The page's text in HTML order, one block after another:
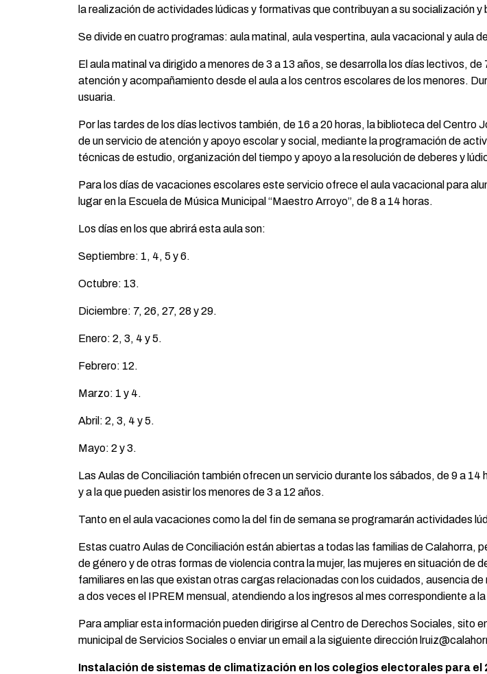
la realización de actividades lúdicas y formativas que contribuyan a su socialización y
Se divide en cuatro programas: aula matinal, aula vespertina, aula vacacional y aula
El aula matinal va dirigido a menores de 3 a 13 años, se desarrolla los días lectivos,
atención y acompañamiento desde el aula a los centros escolares de los menores.
usuaria.
Por las tardes de los días lectivos también, de 16 a 20 horas, la biblioteca del Centro
de un servicio de atención y apoyo escolar y social, mediante la programación de
técnicas de estudio, organización del tiempo y apoyo a la resolución de deberes y
Para los días de vacaciones escolares este servicio ofrece el aula vacacional para
lugar en la Escuela de Música Municipal “Maestro Arroyo”, de 8 a 14 horas.
Los días en los que abrirá esta aula son:
Septiembre: 1, 4, 5 y 6.
Octubre: 13.
Diciembre: 7, 26, 27, 28 y 29.
Enero: 2, 3, 4 y 5.
Febrero: 12.
Marzo: 1 y 4.
Abril: 2, 3, 4 y 5.
Mayo: 2 y 3.
Las Aulas de Conciliación también ofrecen un servicio durante los sábados, de 9 a
y a la que pueden asistir los menores de 3 a 12 años.
Tanto en el aula vacaciones como la del fin de semana se programarán actividades
Estas cuatro Aulas de Conciliación están abiertas a todas las familias de Calahorra,
de género y de otras formas de violencia contra la mujer, las mujeres en situación de
familiares en las que existan otras cargas relacionadas con los cuidados, ausencia
a dos veces el IPREM mensual, atendiendo a los ingresos al mes correspondiente a
Para ampliar esta información pueden dirigirse al Centro de Derechos Sociales, sito
municipal de Servicios Sociales o enviar un email a la siguiente dirección
Instalación de sistemas de climatización en los colegios electorales para el